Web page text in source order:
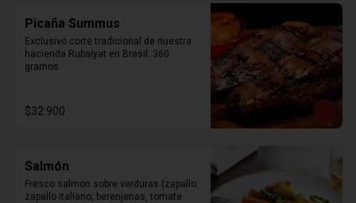
Picaña Summus
Exclusivo corte tradicional de nuestra
hacienda Rubaiyat en Brasil. 360
gramos.
$32.900
Salmón
Fresco salmón sobre verduras (zapallo,
zapallo italiano, berenjenas, tomate